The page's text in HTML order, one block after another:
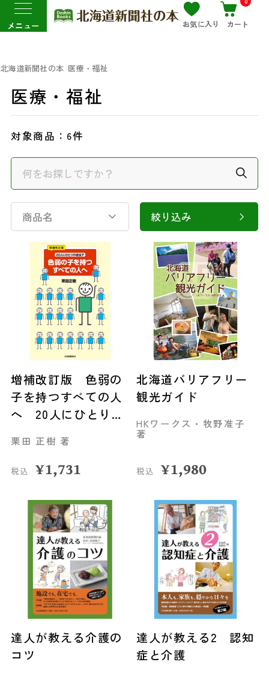
メニュー お気に入り カート
北海道新聞社の本 医療・福祉
医療・福祉
対象商品： 6件
商品名 絞り込み
増補改訂版 色弱の
子を持つすべての人
へ 20人にひとりの
栗田 正樹 著
税込 ¥1,731
北海道バリアフリー
観光ガイド
HKワークス・牧野准子
著
税込 ¥1,980
達人が教える介護の
コツ
達人が教える2 認知
症と介護